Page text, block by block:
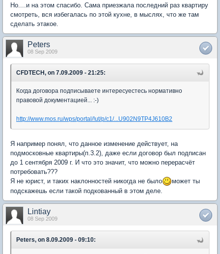
Но....и на этом спасибо. Сама приезжала последний раз квартиру
смотреть, вся избегалась по этой кухне, в мыслях, что же там
сделать этакое.
Peters
08 Sep 2009
CFDTECH, on 7.09.2009 - 21:25:
Когда договора подписываете интересуестесь нормативно
правовой документацией... :-)
http://www.mos.ru/wps/portal/!ut/p/c1/...U902N9TP4J610B2
Я например понял, что данное изменение действует, на
подмосковные квартиры(п.3.2), даже если договор был подписан
до 1 сентября 2009 г. И что это значит, что можно перерасчёт
потребовать???
Я не юрист, и таких наклонностей никогда не было
может ты
подскажешь если такой подкованный в этом деле.
Lintiay
08 Sep 2009
Peters, on 8.09.2009 - 09:10: